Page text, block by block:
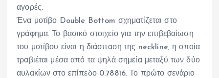
αγορές.
Ένα μοτίβο Double Bottom σχηματίζεται στο
γράφημα. Το βασικό στοιχείο για την επιβεβαίωση
του μοτίβου είναι η διάσπαση της neckline, η οποία
τραβιέται μέσα από τα ψηλά σημεία μεταξύ των δύο
αυλακίων στο επίπεδο 0.78816. Το πρώτο σενάριο